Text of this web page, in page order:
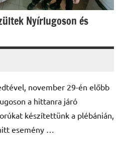
Nyírlugoson és
november 29-én előbb
a hittanra járó
készítettünk a plébánián,
esemény …